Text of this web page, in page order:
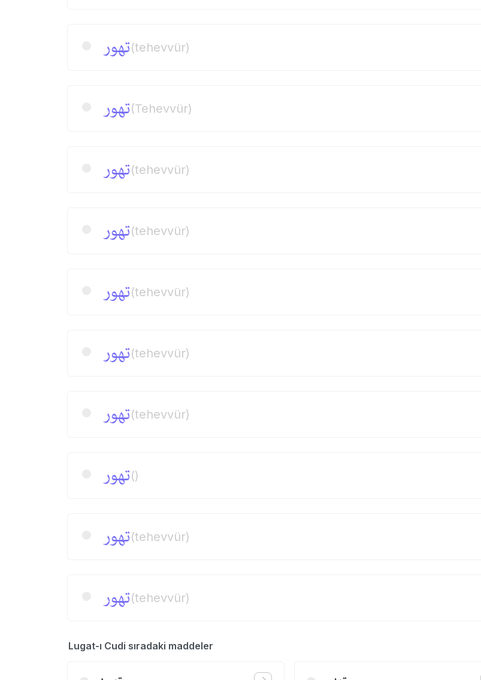
تهور(tehevvür)
تهور(Tehevvür)
تهور(tehevvür)
تهور(tehevvür)
تهور(tehevvür)
تهور(tehevvür)
تهور(tehevvür)
تهور()
تهور(tehevvür)
تهور(tehevvür)
Lugat-ı Cudi sıradaki maddeler